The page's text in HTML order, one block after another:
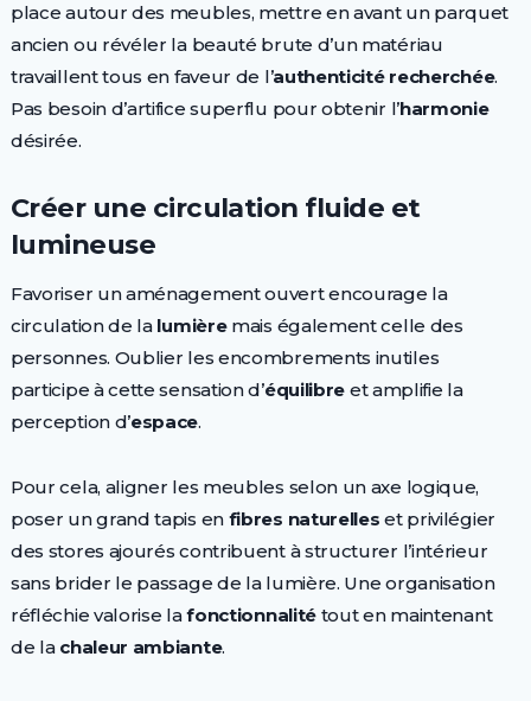
place autour des meubles, mettre en avant un parquet
ancien ou révéler la beauté brute d’un matériau
travaillent tous en faveur de l’authenticité recherchée.
Pas besoin d’artifice superflu pour obtenir l’harmonie
désirée.
Créer une circulation fluide et
lumineuse
Favoriser un aménagement ouvert encourage la
circulation de la lumièremais également celle des
personnes. Oublier les encombrements inutiles
participe à cette sensation d’équilibre et amplifie la
perception d’espace.
Pour cela, aligner les meubles selon un axe logique,
poser un grand tapis en fibres naturelles et privilégier
des stores ajourés contribuent à structurer l’intérieur
sans brider le passage de la lumière. Une organisation
réfléchie valorise lafonctionnalité tout en maintenant
de la chaleur ambiante.